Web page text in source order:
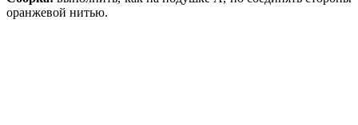
оранжевой нитью.